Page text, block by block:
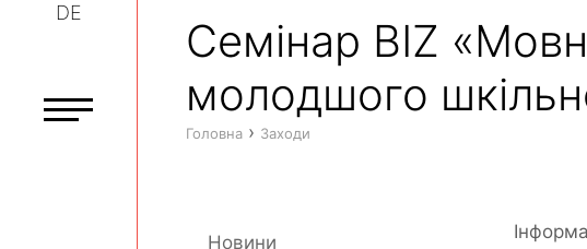
DE
Семінар BIZ
молодшого
Головна › Заходи
Новини